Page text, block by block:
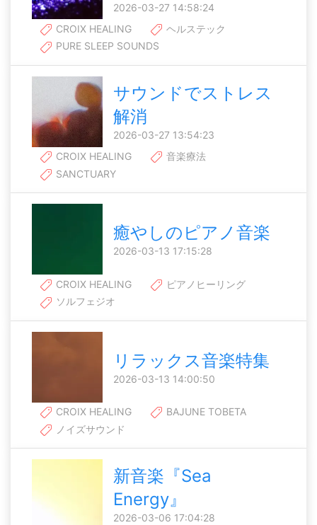
2026-03-27 14:58:24
CROIX HEALING
ヘルステック
PURE SLEEP SOUNDS
サウンドでストレス
解消
2026-03-27 13:54:23
CROIX HEALING
音楽療法
SANCTUARY
癒やしのピアノ音楽
2026-03-13 17:15:28
CROIX HEALING
ピアノヒーリング
ソルフェジオ
リラックス音楽特集
2026-03-13 14:00:50
CROIX HEALING
BAJUNE TOBETA
ノイズサウンド
新音楽『Sea
Energy』
2026-03-06 17:04:28